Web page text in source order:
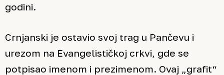
godini.
Crnjanski je ostavio svoj trag u Pančevu i
urezom na Evangelističkoj crkvi, gde se
potpisao imenom i prezimenom. Ovaj „grafit“